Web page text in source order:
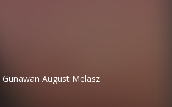
Gunawan August Melasz